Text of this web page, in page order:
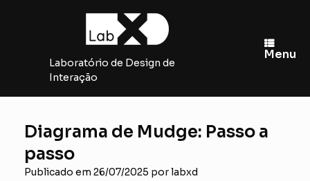
Laboratório de Design de
Interação
Menu
Diagrama de Mudge: Passo a
passo
Publicado em 26/07/2025 porlabxd